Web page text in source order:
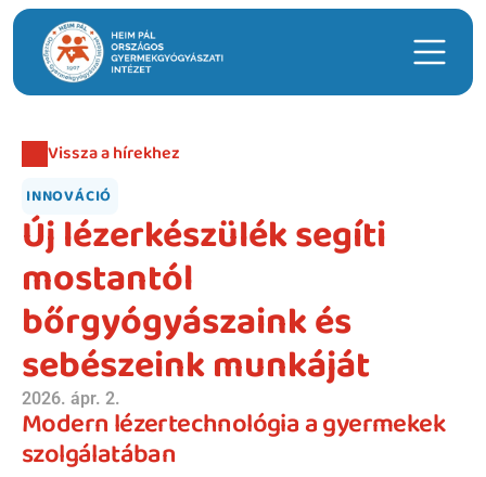
Hasznos linkek
Időpontfoglalás
Intézeti ügyeleti ellátás
Hírek
Telephelyek
Anyatejgyűjtő
Adományozás
Vissza a hírekhez
INNOVÁCIÓ
Új lézerkészülék segíti
mostantól
bőrgyógyászaink és
sebészeink munkáját
2026. ápr. 2.
Modern lézertechnológia a gyermekek
szolgálatában